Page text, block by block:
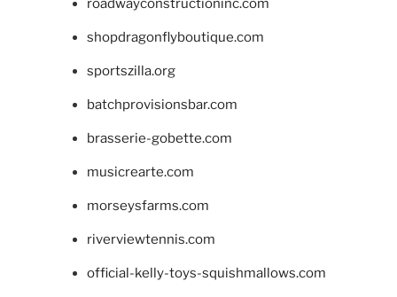
roadwayconstructioninc.com
shopdragonflyboutique.com
sportszilla.org
batchprovisionsbar.com
brasserie-gobette.com
musicrearte.com
morseysfarms.com
riverviewtennis.com
official-kelly-toys-squishmallows.com